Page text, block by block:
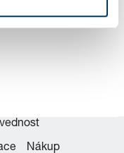
Nákup